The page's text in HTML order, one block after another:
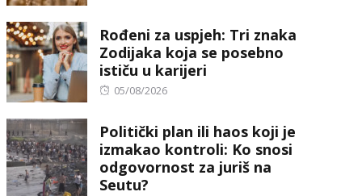
Rođeni za uspjeh: Tri znaka
Zodijaka koja se posebno
ističu u karijeri
Posted
05/08/2026
Politički plan ili haos koji je
izmakao kontroli: Ko snosi
odgovornost za juriš na
Seutu?